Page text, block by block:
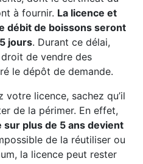
à fournir. La licence et
débit de boissons seront
jours. Durant ce délai,
droit de vendre des
le dépôt de demande.
licence, sachez qu’il
de la périmer. En effet,
plus de 5 ans devient
de la réutiliser ou
la licence peut rester